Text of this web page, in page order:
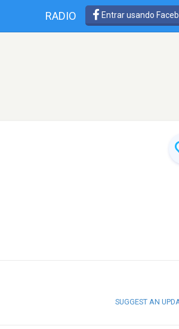
RADIO Entrar usando
SUGGEST AN